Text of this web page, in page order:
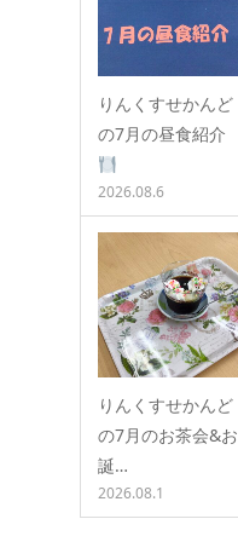
りんくすせかんど
の7月の昼食紹介
2026.08.6
りんくすせかんど
の7月のお茶会&お
誕…
2026.08.1